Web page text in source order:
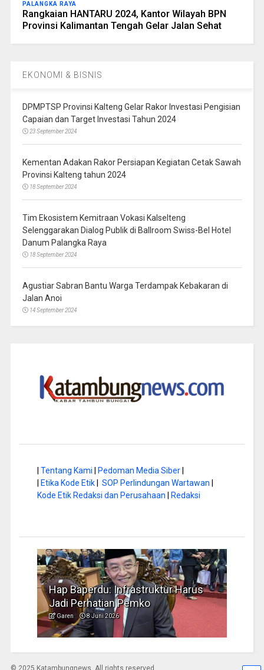
PALANGKA RAYA
Rangkaian HANTARU 2024, Kantor Wilayah BPN
Provinsi Kalimantan Tengah Gelar Jalan Sehat
EKONOMI & BISNIS
DPMPTSP Provinsi Kalteng Gelar Rakor Investasi Pengisian
Capaian dan Target Investasi Tahun 2024
23 September 2024
Kementan Adakan Rakor Persiapan Kegiatan Cetak Sawah
Provinsi Kalteng tahun 2024
18 September 2024
Tim Ekosistem Kemitraan Vokasi Kalselteng
Selenggarakan Dialog Publik di Ballroom Swiss-Bel Hotel
Danum Palangka Raya
18 September 2024
Agustiar Sabran Bantu Warga Terdampak Kebakaran di
Jalan Anoi
14 September 2024
Tentang Kami Pedoman Media Siber|
Etika Kode Etik| SOP Perlindungan Wartawan
Kode Etik Redaksi dan Perusahaan
Redaksi
Hap Baperdu: Infrastruktur Harus
Jadi Perhatian Pemko
Garen 8 Juni 2026
© 2025 Katambungnews. All rights reserved.